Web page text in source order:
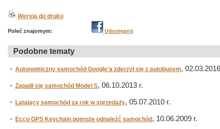
Wersja do druku
Poleć znajomym: Udostępnij
Podobne tematy
Autonomiczny samochód Google'a zderzył się z autobusem,
Zapalił się samochód Model S, 06.10.2013 r.
Latający samochód za rok w sprzedaży, 05.07.2010 r.
Ecco GPS Keychain pomoże odnaleźć samochód , 10.06.2009 r.